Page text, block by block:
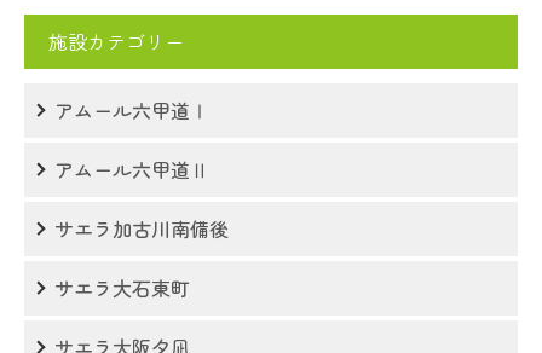
施設カテゴリー
アムール六甲道Ⅰ
アムール六甲道Ⅱ
サエラ加古川南備後
サエラ大石東町
サエラ大阪夕凪